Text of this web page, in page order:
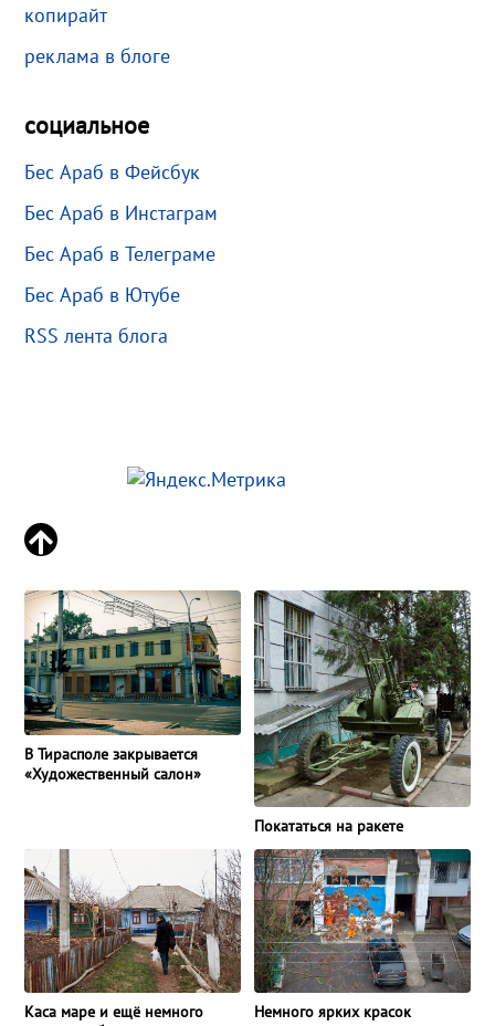
копирайт
реклама в блоге
социальное
Бес Араб в Фейсбук
Бес Араб в Инстаграм
Бес Араб в Телеграме
Бес Араб в Ютубе
RSS лента блога
В Тирасполе закрывается
«Художественный салон»
Покататься на ракете
Каса маре и ещё немного
Немного ярких красок